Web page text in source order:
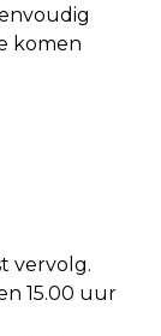
komen
vervolg.
15.00 uur